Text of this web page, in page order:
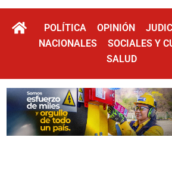
POLÍTICA OPINIÓN
NACIONALES
SOCIALES Y
SALUD